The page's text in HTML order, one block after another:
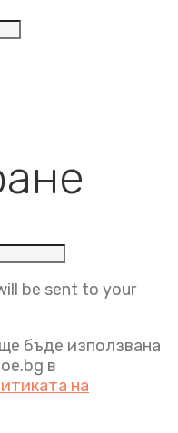
be sent to your
бъде използвана
в
на